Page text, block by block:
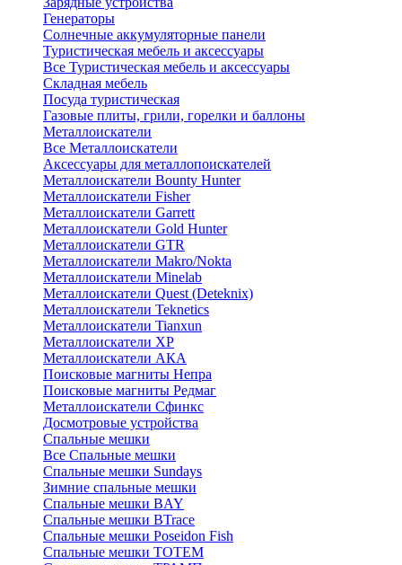
Генераторы
Солнечные аккумуляторные панели
Туристическая мебель и аксессуары
Все Туристическая мебель и аксессуары
Складная мебель
Посуда туристическая
Газовые плиты, грили, горелки и баллоны
Металлоискатели
Все Металлоискатели
Аксессуары для металлопоискателей
Металлоискатели Bounty Hunter
Металлоискатели Fisher
Металлоискатели Garrett
Металлоискатели Gold Hunter
Металлоискатели GTR
Металлоискатели Makro/Nokta
Металлоискатели Minelab
Металлоискатели Quest (Deteknix)
Металлоискатели Teknetics
Металлоискатели Tianxun
Металлоискатели XP
Металлоискатели АКА
Поисковые магниты Непра
Поисковые магниты Редмаг
Металлоискатели Сфинкс
Досмотровые устройства
Спальные мешки
Все Спальные мешки
Спальные мешки Sundays
Зимние спальные мешки
Спальные мешки BAY
Спальные мешки BTrace
Спальные мешки Poseidon Fish
Спальные мешки ТОТЕМ